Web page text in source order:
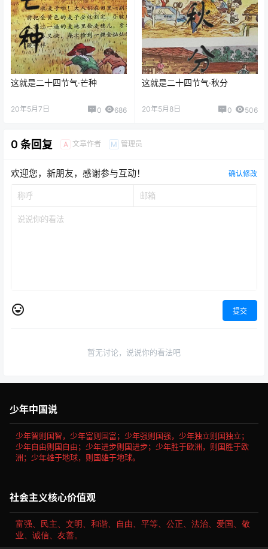
这就是二十四节气·芒种
20年5月7日 0 686
这就是二十四节气·秋分
20年5月8日 0 506
0 条回复 A 文章作者 M 管理员
欢迎您，新朋友，感谢参与互动！ 确认修改
提交
暂无讨论，说说你的看法吧
少年中国说
少年智则国智，少年富则国富；少年强则国强，少年独立则国独立；
少年自由则国自由；少年进步则国进步；少年胜于欧洲，则国胜于欧
洲；少年雄于地球，则国雄于地球。
社会主义核心价值观
富强、民主、文明、和谐、自由、平等、公正、法治、爱国、敬
业、诚信、友善。